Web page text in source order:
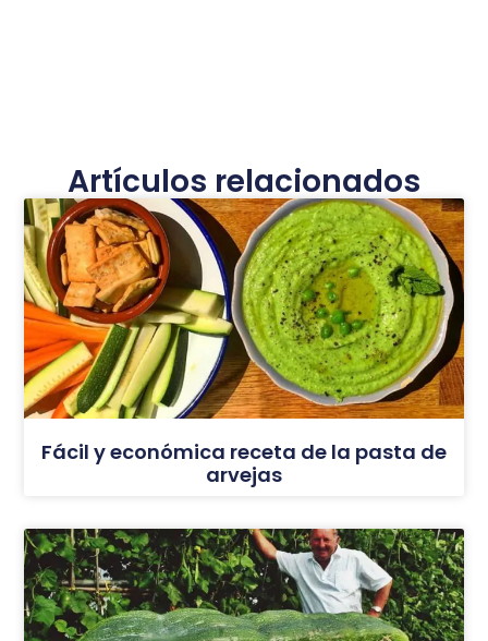
Artículos relacionados
Fácil y económica receta de la pasta de
arvejas